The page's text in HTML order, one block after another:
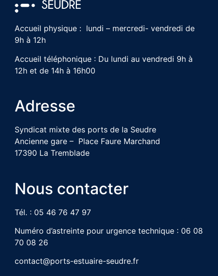
Accueil physique : lundi – mercredi- vendredi de
9h à 12h
Accueil téléphonique : Du lundi au vendredi 9h à
12h et de 14h à 16h00
Adresse
Syndicat mixte des ports de la Seudre
Ancienne gare – Place Faure Marchand
17390 La Tremblade
Nous contacter
Tél. : 05 46 76 47 97
Numéro d’astreinte pour urgence technique : 06 08
70 08 26
contact@ports-estuaire-seudre.fr